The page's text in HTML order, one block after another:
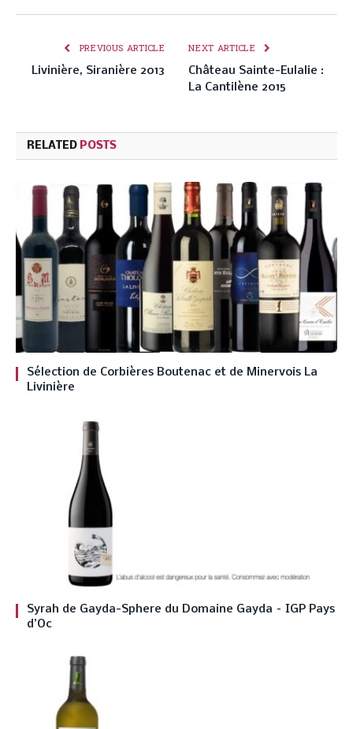
PREVIOUS ARTICLE
Livinière, Siranière 2013
NEXT ARTICLE
Château Sainte-Eulalie :
La Cantilène 2015
RELATED POSTS
Sélection de Corbières Boutenac et de Minervois La
Livinière
Syrah de Gayda-Sphere du Domaine Gayda – IGP Pays
d’Oc